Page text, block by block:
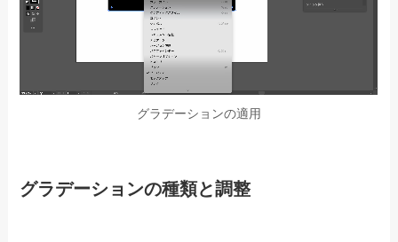
グラデーションの適用
グラデーションの種類と調整